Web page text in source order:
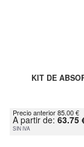
KIT DE
Precio anterior 85.00 €
A partir de: 63.75
SIN IVA